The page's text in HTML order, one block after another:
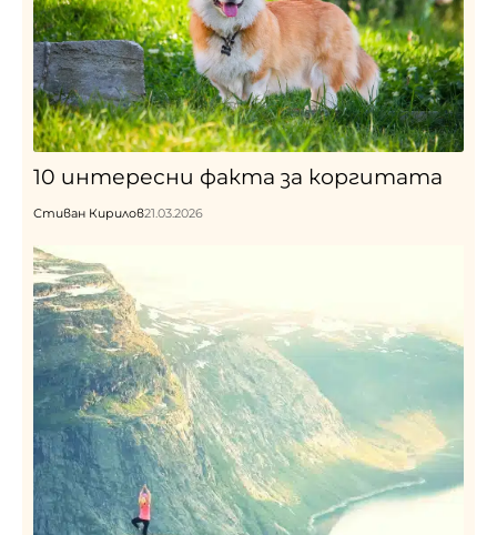
10 интересни факта за коргитата
Стиван Кирилов21.03.2026